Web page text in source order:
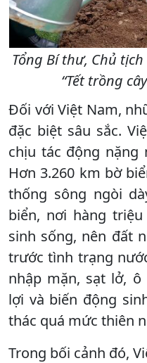
Tổng Bí thư, Chủ
“Tết trồng
Đối với Việt Nam,
đặc biệt sâu sắc.
chịu tác động nặng
Hơn 3.260 km bờ
thống sông ngòi
biển, nơi hàng
sinh sống, nên đất
trước tình trạng
nhập mặn, sạt lở,
lợi và biến động
thác quá mức thiên
Trong bối cảnh đó,